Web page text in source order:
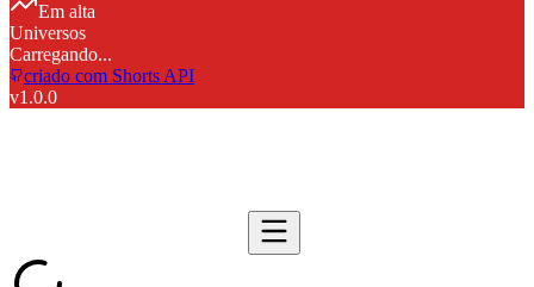
Em alta
Universos
Carregando...
criado com Shorts API
v1.0.0